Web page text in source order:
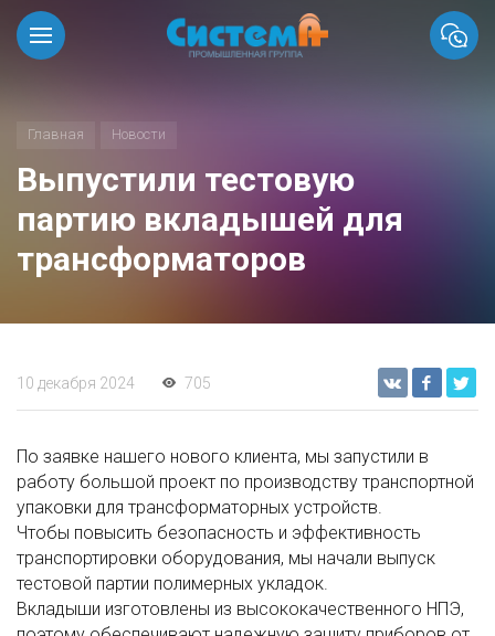
Главная Новости
Выпустили тестовую
партию вкладышей для
трансформаторов
10 декабря 2024 705
По заявке нашего нового клиента, мы запустили в
работу большой проект по производству транспортной
упаковки для трансформаторных устройств.
Чтобы повысить безопасность и эффективность
транспортировки оборудования, мы начали выпуск
тестовой партии полимерных укладок.
Вкладыши изготовлены из высококачественного НПЭ,